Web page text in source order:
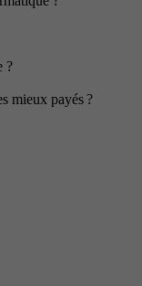
?
mieux payés ?